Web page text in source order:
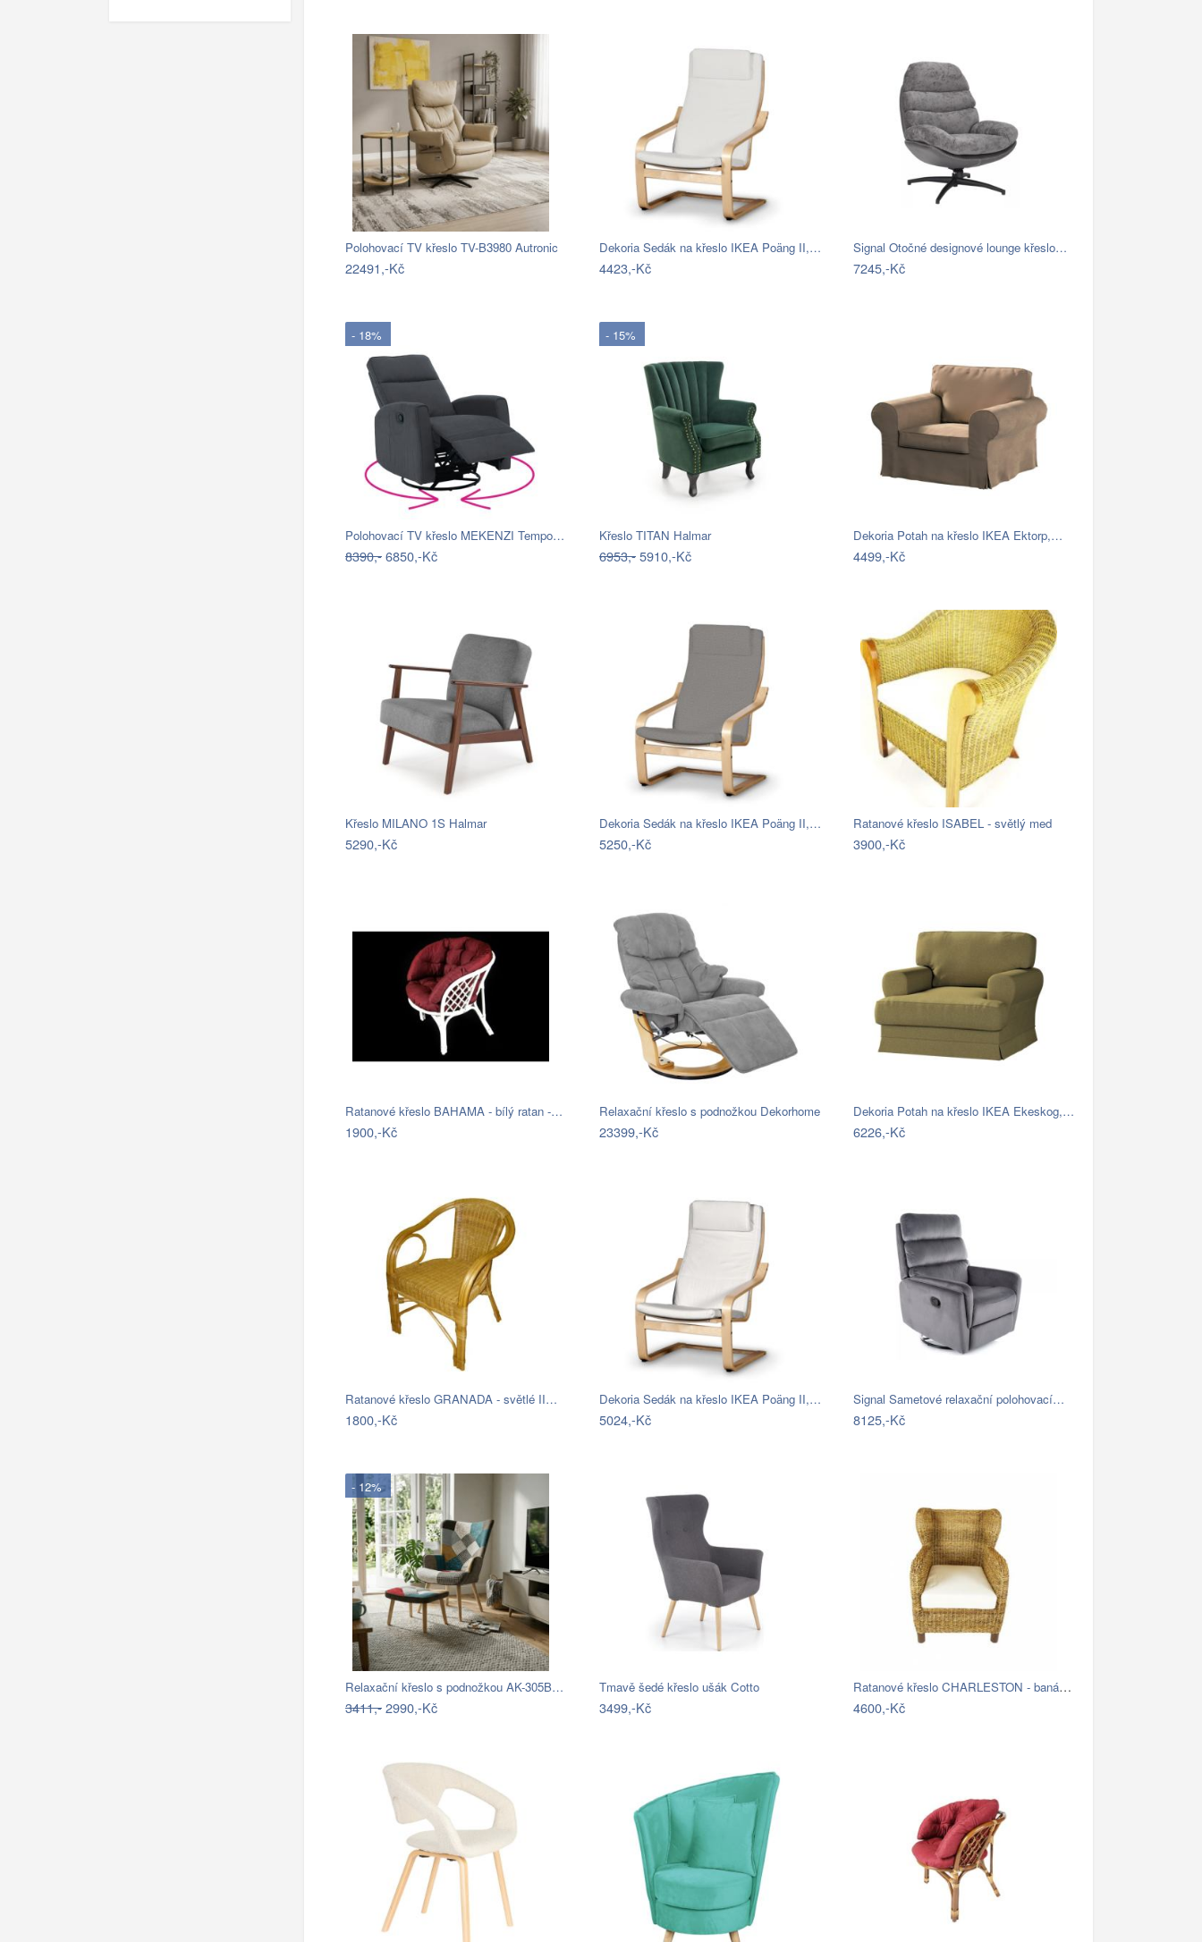
Polohovací TV křeslo TV-B3980 Autronic
22491,-Kč
Dekoria Sedák na křeslo IKEA Poäng II,…
4423,-Kč
Signal Otočné designové lounge křeslo…
7245,-Kč
- 18%
Polohovací TV křeslo MEKENZI Tempo…
8390,-6850,-Kč
- 15%
Křeslo TITAN Halmar
6953,-5910,-Kč
Dekoria Potah na křeslo IKEA Ektorp,…
4499,-Kč
Křeslo MILANO 1S Halmar
5290,-Kč
Dekoria Sedák na křeslo IKEA Poäng II,…
5250,-Kč
Ratanové křeslo ISABEL - světlý med
3900,-Kč
Ratanové křeslo BAHAMA - bílý ratan -…
1900,-Kč
Relaxační křeslo s podnožkou Dekorhome
23399,-Kč
Dekoria Potah na křeslo IKEA Ekeskog,…
6226,-Kč
Ratanové křeslo GRANADA - světlé II…
1800,-Kč
Dekoria Sedák na křeslo IKEA Poäng II,…
5024,-Kč
Signal Sametové relaxační polohovací…
8125,-Kč
- 12%
Relaxační křeslo s podnožkou AK-305B…
3411,-2990,-Kč
Tmavě šedé křeslo ušák Cotto
3499,-Kč
Ratanové křeslo CHARLESTON - banánový…
4600,-Kč